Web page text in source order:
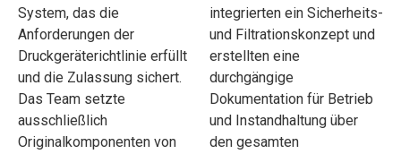
System, das die
Anforderungen der
Druckgeräterichtlinie erfüllt
und die Zulassung sichert.
Das Team setzte
ausschließlich
Originalkomponenten von
integrierten ein Sicherheits-
und Filtrationskonzept und
erstellten eine
durchgängige
Dokumentation für Betrieb
und Instandhaltung über
den gesamten